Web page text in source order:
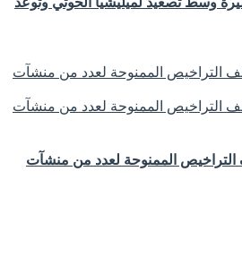
الممنوحة لعدد من منشآت